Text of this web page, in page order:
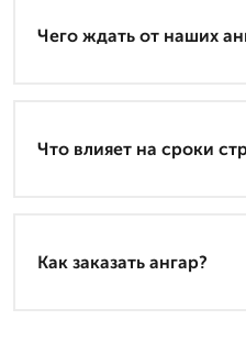
Чего ждать от наших
Что влияет на сроки
Как заказать ангар?